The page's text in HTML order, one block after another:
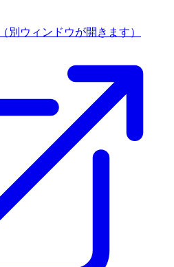
（別ウィンドウが開きます）